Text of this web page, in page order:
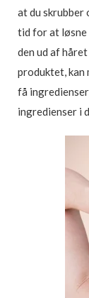
at du skrubber
tid for at løsne
den ud af
produktet, kan
få
ingredienser i